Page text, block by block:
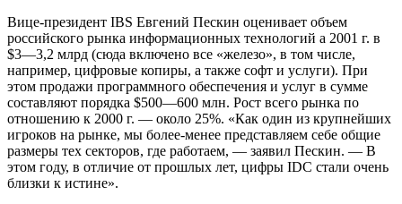
Вице-президент IBS Евгений Пескин оценивает объем
российского рынка информационных технологий а 2001 г. в
$3—3,2 млрд (сюда включено все «железо», в том числе,
например, цифровые копиры, а также софт и услуги). При
этом продажи программного обеспечения и услуг в сумме
составляют порядка $500—600 млн. Рост всего рынка по
отношению к 2000 г. — около 25%. «Как один из крупнейших
игроков на рынке, мы более-менее представляем себе общие
размеры тех секторов, где работаем, — заявил Пескин. — В
этом году, в отличие от прошлых лет, цифры IDC стали очень
близки к истине».